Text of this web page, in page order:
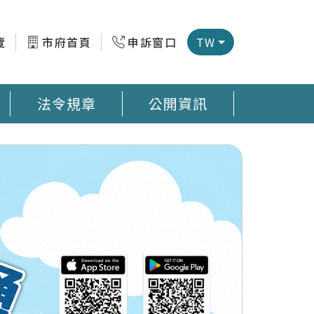
市府首頁 申訴窗口 TW
法令規章 公開資訊
測器地圖 臺南市公廁地圖 回收站地圖網預防登革熱